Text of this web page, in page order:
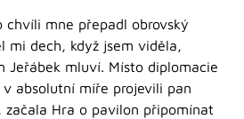
mne přepadl obrovský
mi dech, když jsem viděla,
Jeřábek mluví. Místo diplomacie
absolutní míře projevili pan
začala Hra o pavilon připomínat